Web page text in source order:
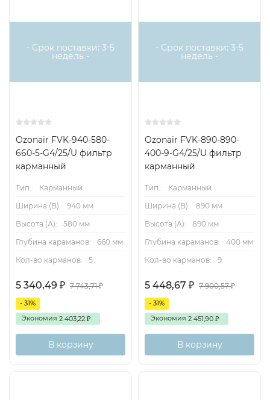
Очистка наружного и рециркуляционного воздуха от
воздуха -40…+70 °С.
Монтаж
В горизонтальных каналах.В вертикальных каналах
карманами вниз во избежание складывания
Конструкция и материалы
Корпус фильтр-бокса из оцинкованной стали с
направляющими для фильтрующих вставок.
карманами из синтетического волокна. Класс очистки
G3, F5 (F7 по заказу).
- Срок поставки: 3-5
недель -
Ozonair FVK-940-580-
660-5-G4/25/U фильтр
карманный
Тип.:
Карманный
Ширина (B):
940 мм
Высота (А):
580 мм
Глубина караманов:
660 мм
Кол-во карманов:
5
5 340,49 ₽ 7 743,71₽
- 31%
Экономия 2 403,22 ₽
В корзину
- Срок поставки: 3-5
недель -
Ozonair FVK-890-890-
400-9-G4/25/U фильтр
карманный
Тип.:
Карманный
Ширина (B):
890 мм
Высота (А):
890 мм
Глубина караманов:
400 мм
Кол-во карманов:
9
5 448,67 ₽ 7 900,57₽
- 31%
Экономия 2 451,90 ₽
В корзину